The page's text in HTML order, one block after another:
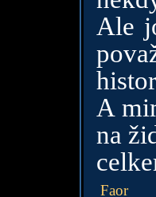
Ale
A
na
Faor